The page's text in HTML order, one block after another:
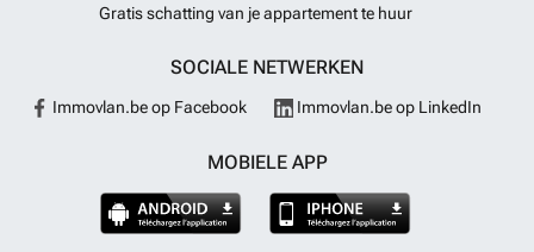
Gratis schatting van je appartement te huur
SOCIALE NETWERKEN
Immovlan.be op Facebook Immovlan.be op LinkedIn
MOBIELE APP